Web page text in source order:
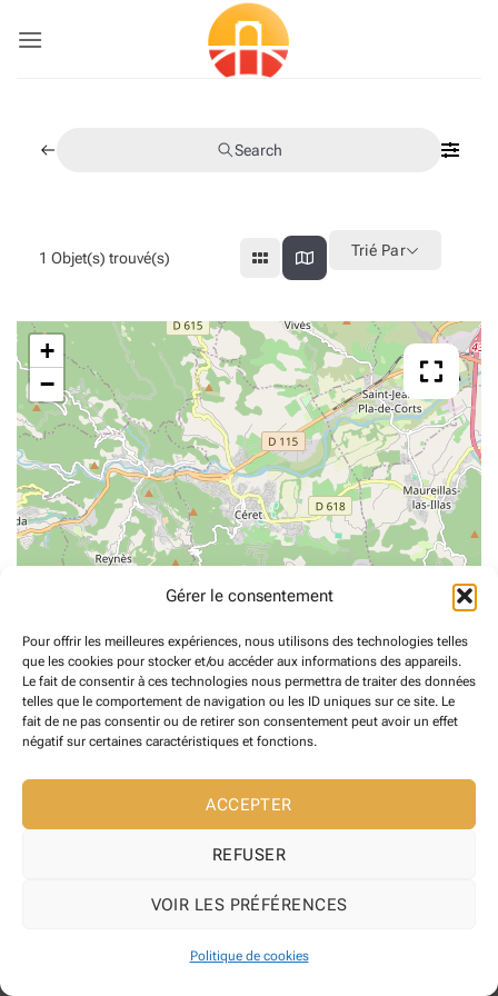
Gérer le consentement
Pour offrir les meilleures expériences, nous utilisons des technologies telles
que les cookies pour stocker et/ou accéder aux informations des appareils.
Le fait de consentir à ces technologies nous permettra de traiter des données
telles que le comportement de navigation ou les ID uniques sur ce site. Le
fait de ne pas consentir ou de retirer son consentement peut avoir un effet
négatif sur certaines caractéristiques et fonctions.
ACCEPTER
REFUSER
VOIR LES PRÉFÉRENCES
Politique de cookies
Search
1 Objet(s) trouvé(s) Trié Par
+
−
Maire de ReynesSite web développé l' Agence web
Pixelicom